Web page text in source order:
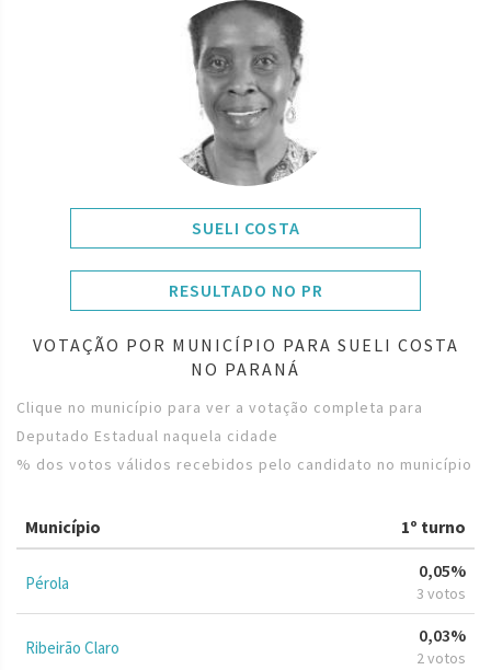
SUELI COSTA
RESULTADO NO PR
VOTAÇÃO POR MUNICÍPIO PARA SUELI COSTA
NO PARANÁ
Clique no município para ver a votação completa para
Deputado Estadual naquela cidade
% dos votos válidos recebidos pelo candidato no município
Município 1º turno
Pérola
0,05%
3 votos
Ribeirão Claro
0,03%
2 votos